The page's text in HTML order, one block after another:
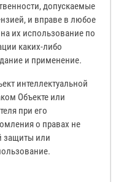
допускаемые
и вправе в любое
их использование по
каких-либо
и применение.
интеллектуальной
Объекте или
при его
о правах не
защиты или